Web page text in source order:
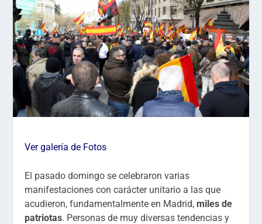
Ver galería de Fotos
El pasado domingo se celebraron varias
manifestaciones con carácter unitario a las que
acudieron, fundamentalmente en Madrid,miles de
patriotas. Personas de muy diversas tendencias y